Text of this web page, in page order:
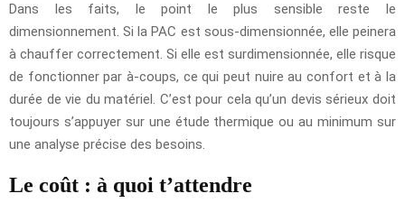
Dans les faits, le point le plus sensible reste le
dimensionnement. Si la PAC est sous-dimensionnée, elle peinera
à chauffer correctement. Si elle est surdimensionnée, elle risque
de fonctionner par à-coups, ce qui peut nuire au confort et à la
durée de vie du matériel. C’est pour cela qu’un devis sérieux doit
toujours s’appuyer sur une étude thermique ou au minimum sur
une analyse précise des besoins.
Le coût : à quoi t’attendre